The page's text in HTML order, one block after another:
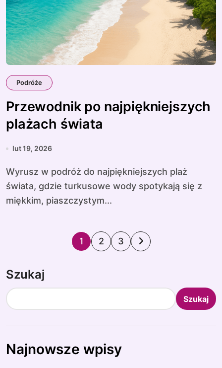
Podróże
Przewodnik po najpiękniejszych
plażach świata
lut 19, 2026
Wyrusz w podróż do najpiękniejszych plaż
świata, gdzie turkusowe wody spotykają się z
miękkim, piaszczystym...
S
n
i
1 2 3
Szukaj
Szukaj
Najnowsze wpisy